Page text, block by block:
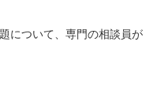
について、専門の相談員が